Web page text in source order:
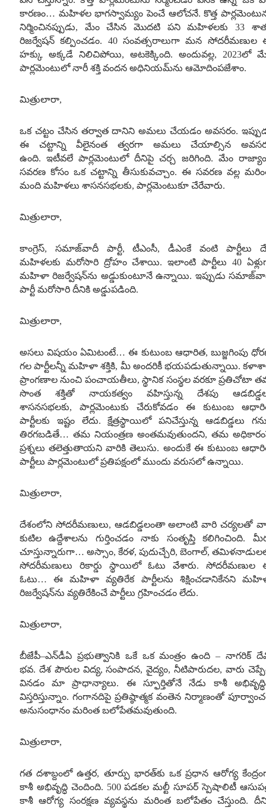
కారణం… మహిళల భాగస్వామ్యం పెంచే ఆలోచనే.కొత్త
నిర్మించినప్పుడు, మేం చేసిన మొదటి పని మహిళలకు33
రిజర్వేషన్ కల్పించడం. 40 సంవత్సరాలుగా మన సోదరీమణుల
హక్కు అక్కడే నిలిచిపోయి, అటకెక్కింది. అందువల్ల, 2023లో
పార్లమెంటులో నారీ శక్తి వందన అధినియమ్‌ను ఆమోదింపజేశాం.
మిత్రులారా,
ఒక చట్టం చేసిన తర్వాత దానిని అమలు చేయడం అవసరం.
ఈ చట్టాన్ని వీలైనంత త్వరగా అమలు చేయాల్సిన
ఉంది.ఇటీవలే పార్లమెంటులో దీనిపై చర్చ జరిగింది. మేం
సవరణ కోసం ఒక చట్టాన్ని తీసుకువచ్చాం. ఈ సవరణ వల్ల
మంది మహిళలు శాసనసభలకు, పార్లమెంటుకూ చేరేవారు.
మిత్రులారా,
కాంగ్రెస్, సమాజ్‌వాదీ పార్టీ,టీఎంసీ,డీఎంకే వంటి పార్టీలు
మహిళలకు మరోసారి ద్రోహం చేశాయి.ఇలాంటి పార్టీలు40
మహిళా రిజర్వేషన్‌ను అడ్డుకుంటూనే ఉన్నాయి. ఇప్పుడు
పార్టీ మరోసారి దీనికి అడ్డుపడింది.
మిత్రులారా,
అసలు విషయం ఏమిటంటే…ఈ కుటుంబ ఆధారిత, బుజ్జగింపు
గల పార్టీలన్నీ మహిళా శక్తికి, మీ అందరికీ భయపడుతున్నాయి.
ప్రాంగణాల నుంచి పంచాయతీలు,స్థానిక సంస్థల వరకూ ప్రతిచోటా
సొంత శక్తితో నాయకత్వం వహిస్తున్న దేశపు
శాసనసభలకు, పార్లమెంటుకు చేరుకోవడం ఈ కుటుంబ
పార్టీలకు ఇష్టం లేదు.క్షేత్రస్థాయిలో పనిచేస్తున్న ఆడబిడ్డలు
తిరగబడితే… తమ నియంత్రణ అంతమవుతుందని, తమ
ప్రశ్నలు తలెత్తుతాయని వారికి తెలుసు. అందుకే ఈ కుటుంబ
పార్టీలు పార్లమెంటులో ప్రతిపక్షంలో ముందు వరుసలో ఉన్నాయి.
మిత్రులారా,
దేశంలోని సోదరీమణులు, ఆడబిడ్డలంతా అలాంటి వారి చర్యలతో
కుటిల ఉద్దేశాలను గుర్తించడం నాకు సంతృప్తి కలిగించింది.
చూస్తున్నారుగా… అస్సాం, కేరళ, పుదుచ్చేరి, బెంగాల్,
సోదరీమణులు రికార్డు స్థాయిలో ఓటు వేశారు.సోదరీమణుల
ఓటు…ఈ మహిళా వ్యతిరేక పార్టీలను శిక్షించడానికేనని
రిజర్వేషన్‌ను వ్యతిరేకించే పార్టీలు గ్రహించడం లేదు.
మిత్రులారా,
బీజేపీ–ఎన్‌డీఏ ప్రభుత్వానికి ఒకే ఒక మంత్రం ఉంది–నాగరిక్
భవ. దేశ పౌరుల విద్య,సంపాదన,వైద్యం,నీటిపారుదల,వారు
వినడం మా ప్రాధాన్యాలు. ఈ స్ఫూర్తితోనే నేడు కాశీ
విస్తరిస్తున్నాం. గంగానదిపై ప్రతిష్ఠాత్మక వంతెన నిర్మాణంతో
అనుసంధానం మరింత బలోపేతమవుతుంది.
మిత్రులారా,
గత దశాబ్దంలో ఉత్తర, తూర్పు భారత్‌కు ఒక ప్రధాన ఆరోగ్య
కాశీ అభివృద్ధి చెందింది. 500పడకల మల్టీ సూపర్ స్పెషాలిటీ
కాశీ ఆరోగ్య సంరక్షణ వ్యవస్థను మరింత బలోపేతం చేస్తుంది.